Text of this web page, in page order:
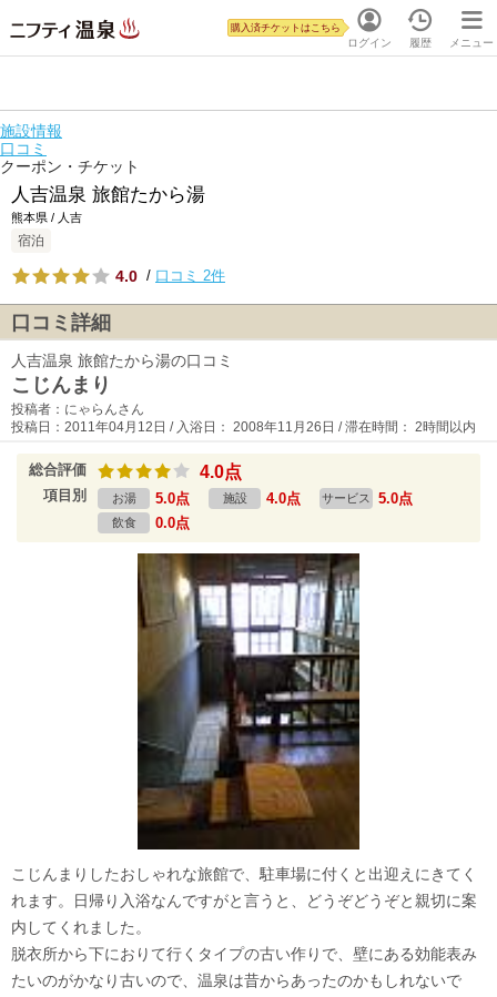
ログイン
購入済チケットはこちら
履歴 メニュー
施設情報
口コミ
クーポン・チケット
人吉温泉 旅館たから湯
熊本県 / 人吉
宿泊
4.0 / 口コミ 2件
口コミ詳細
人吉温泉 旅館たから湯の口コミ
こじんまり
投稿者：にゃらんさん
投稿日：2011年04月12日 / 入浴日： 2008年11月26日 / 滞在時間： 2時間以内
総合評価 4.0点
項目別 お湯 5.0点 施設 4.0点 サービス 5.0点
飲食 0.0点
こじんまりしたおしゃれな旅館で、駐車場に付くと出迎えにきてく
れます。日帰り入浴なんですがと言うと、どうぞどうぞと親切に案
内してくれました。
脱衣所から下におりて行くタイプの古い作りで、壁にある効能表み
たいのがかなり古いので、温泉は昔からあったのかもしれないで